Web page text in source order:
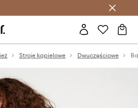
z Answear Club >
Stroje kąpielowe Dwuczęściowe